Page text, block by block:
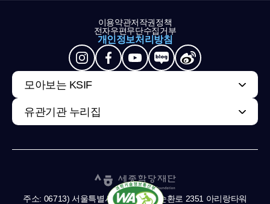
이용약관저작권정책
전자우편무단수집거부
개인정보처리방침
모아보는 KSIF
유관기관 누리집
주소: 06713) 서울특별시 서초구 남부순환로 2351 아리랑타워